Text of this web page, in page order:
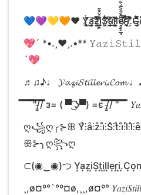
💙💜💛🧡❤️
💖´ *•.¸♥¸.•**
´💖
♬♫♪♩ 𝓨𝓪𝔃𝓲𝓢𝓽𝓲𝓵𝓵𝓮𝓻𝓲.𝓒𝓸𝓶
̿̿'̿̿'̿̿/̵͇̿̿/̿̿ ̿̿з= ( ▀ ͜͞ʖ▀) =ɛ ̿̿/̵͇̿̿/̿̿ ̿̿'̿̿'̿̿
ღ꧁ღ╭⊱ꕥ
ꕥ⊱╮ღ꧂ღ
⊂(◉‿◉)つ
¸,ø¤º°`°º¤ø,¸¸,ø¤º°